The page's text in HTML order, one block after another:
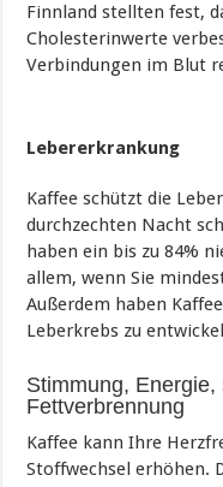
Finnland stellten fest,
Cholesterinwerte
Verbindungen im Blut
Lebererkrankung
Kaffee schützt die
durchzechten Nacht
haben ein bis zu 84%
allem, wenn Sie
Außerdem haben
Leberkrebs zu
Stimmung,
Fettverbrennung
Kaffee kann Ihre
Stoffwechsel erhöhen.